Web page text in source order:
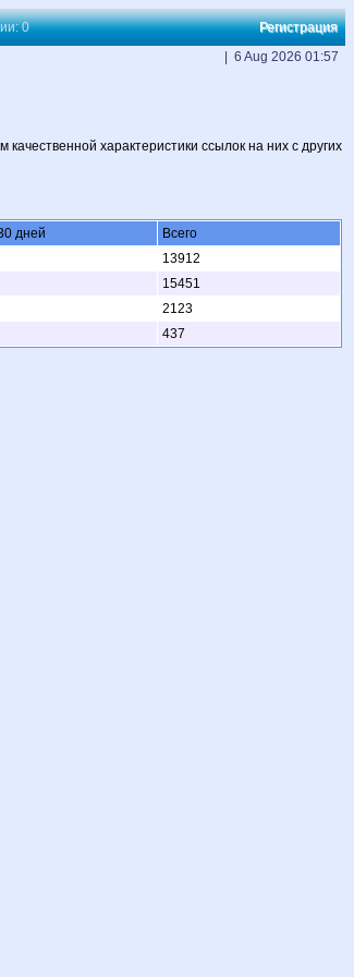
0
Регистрация
| 6 Aug 2026 01:57
характеристики ссылок на них с других
дней
Всего
13912
15451
2123
437